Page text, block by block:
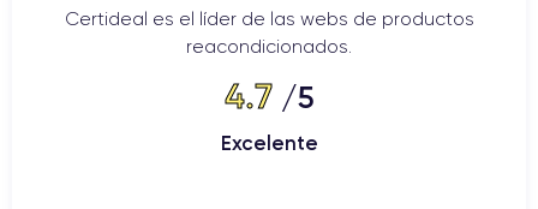
Durabilidad Incrementada:Equipado con Ceramic Shield,
arañazos, manteniendo el dispositivo seguro e intacto incluso
Certideal es el líder de las webs de productos
reacondicionados.
4.7/5
Excelente